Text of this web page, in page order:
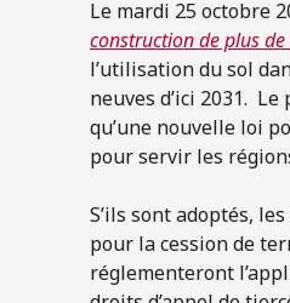
Le mardi 25 octobre
construction de plus
l’utilisation du sol
neuves d’ici 2031.
qu’une nouvelle loi
pour servir les
S’ils sont adoptés,
pour la cession de
réglementeront